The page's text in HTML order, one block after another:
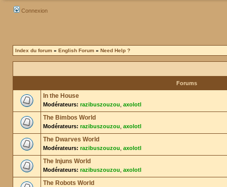
Connexion
Index du forum » English Forum » Need Help ?
Forums
In the House
Modérateurs: razibuszouzou axolotl
The Bimbos World
Modérateurs: razibuszouzou axolotl
The Dwarves World
Modérateurs: razibuszouzou axolotl
The Injuns World
Modérateurs: razibuszouzou axolotl
The Robots World